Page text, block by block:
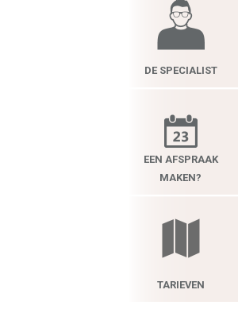
DE SPECIALIST
EEN AFSPRAAK
MAKEN?
TARIEVEN